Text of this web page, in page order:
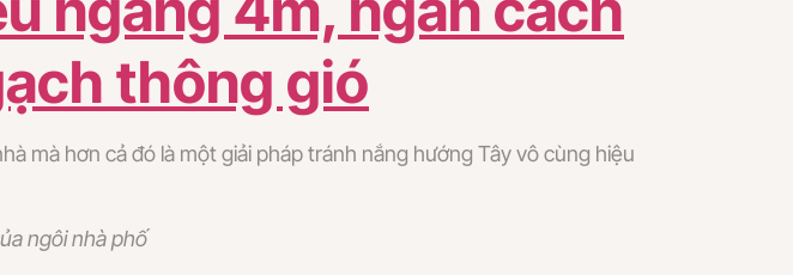
thông gió
mà hơn cả đó là một giải pháp tránh nắng hướng Tây vô cùng hiệu
ngôi nhà phố